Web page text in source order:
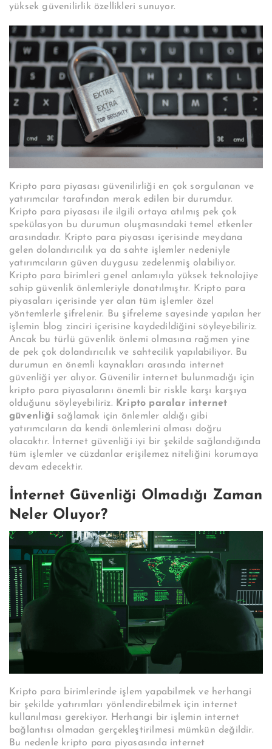
yüksek güvenilirlik özellikleri sunuyor.
Kripto para piyasası güvenilirliği en çok sorgulanan ve
yatırımcılar tarafından merak edilen bir durumdur.
Kripto para piyasası ile ilgili ortaya atılmış pek çok
spekülasyon bu durumun oluşmasındaki temel etkenler
arasındadır. Kripto para piyasası içerisinde meydana
gelen dolandırıcılık ya da sahte işlemler nedeniyle
yatırımcıların güven duygusu zedelenmiş olabiliyor.
Kripto para birimleri genel anlamıyla yüksek teknolojiye
sahip güvenlik önlemleriyle donatılmıştır. Kripto para
piyasaları içerisinde yer alan tüm işlemler özel
yöntemlerle şifrelenir. Bu şifreleme sayesinde yapılan her
işlemin blog zinciri içerisine kaydedildiğini söyleyebiliriz.
Ancak bu türlü güvenlik önlemi olmasına rağmen yine
de pek çok dolandırıcılık ve sahtecilik yapılabiliyor. Bu
durumun en önemli kaynakları arasında internet
güvenliği yer alıyor. Güvenilir internet bulunmadığı için
kripto para piyasalarını önemli bir riskle karşı karşıya
olduğunu söyleyebiliriz. Kripto paralar internet
güvenliği sağlamak için önlemler aldığı gibi
yatırımcıların da kendi önlemlerini alması doğru
olacaktır. İnternet güvenliği iyi bir şekilde sağlandığında
tüm işlemler ve cüzdanlar erişilemez niteliğini korumaya
devam edecektir.
İnternet Güvenliği Olmadığı Zaman
Neler Oluyor?
Kripto para birimlerinde işlem yapabilmek ve herhangi
bir şekilde yatırımları yönlendirebilmek için internet
kullanılması gerekiyor. Herhangi bir işlemin internet
bağlantısı olmadan gerçekleştirilmesi mümkün değildir.
Bu nedenle kripto para piyasasında internet